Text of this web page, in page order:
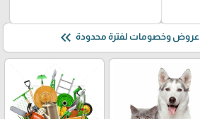
عروض وخصومات لفترة محدودة keyboard_double_arrow_left